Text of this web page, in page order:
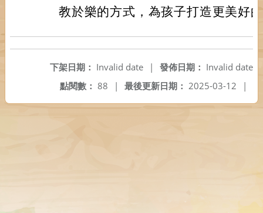
教於樂的方式，為孩子打造更美好
發佈日期： Invalid date
下架日期： Invalid date
|
最後更新日期： 2025-03-12 |
點閱數： 88 |